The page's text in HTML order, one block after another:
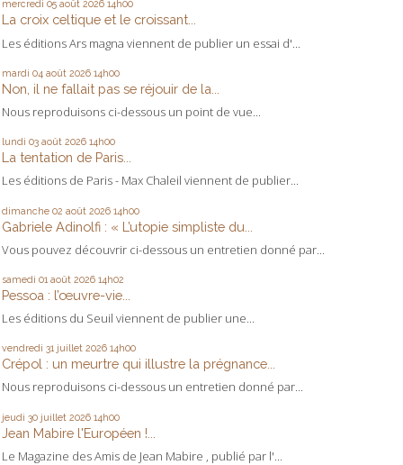
mercredi 05 août 2026 14h00
La croix celtique et le croissant...
Les éditions Ars magna viennent de publier un essai d'...
mardi 04 août 2026 14h00
Non, il ne fallait pas se réjouir de la...
Nous reproduisons ci-dessous un point de vue...
lundi 03 août 2026 14h00
La tentation de Paris...
Les éditions de Paris - Max Chaleil viennent de publier...
dimanche 02 août 2026 14h00
Gabriele Adinolfi : « L’utopie simpliste du...
Vous pouvez découvrir ci-dessous un entretien donné par...
samedi 01 août 2026 14h02
Pessoa : l’œuvre-vie...
Les éditions du Seuil viennent de publier une...
vendredi 31 juillet 2026 14h00
Crépol : un meurtre qui illustre la prégnance...
Nous reproduisons ci-dessous un entretien donné par...
jeudi 30 juillet 2026 14h00
Jean Mabire l'Européen !...
Le Magazine des Amis de Jean Mabire , publié par l'...